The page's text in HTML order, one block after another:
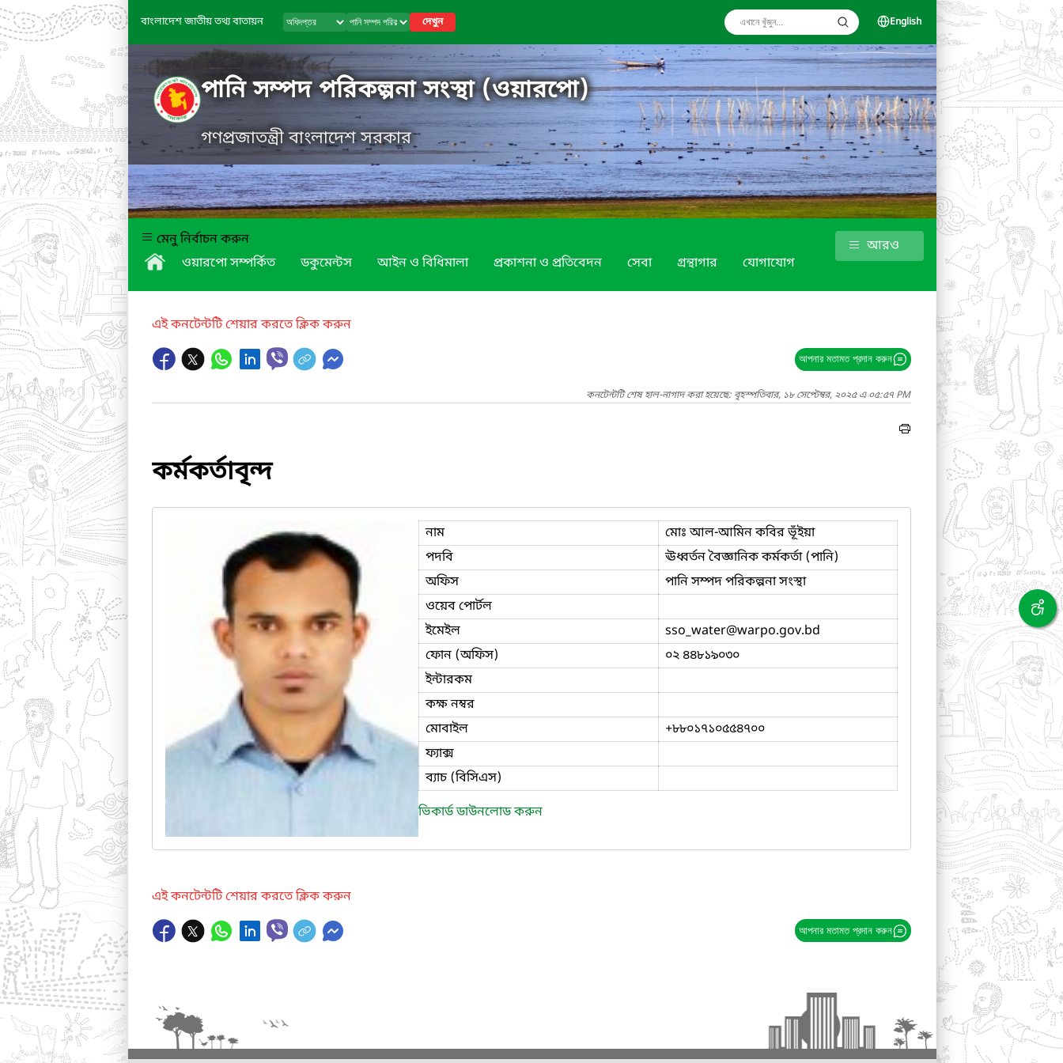
বাংলাদেশ জাতীয় তথ্য বাতায়ন দেখুন English
পানি সম্পদ পরিকল্পনা সংস্থা (ওয়ারপো)
গণপ্রজাতন্ত্রী বাংলাদেশ সরকার
মেনু নির্বাচন করুন
ওয়ারপো সম্পর্কিত
ডকুমেন্টস আইন ও বিধিমালা প্রকাশনা ও প্রতিবেদন সেবা গ্রন্থাগার যোগাযোগ
আরও
এই কনটেন্টটি শেয়ার করতে ক্লিক করুন
আপনার মতামত প্রদান করুন
কনটেন্টটি শেষ হাল-নাগাদ করা হয়েছে: বৃহস্পতিবার, ১৮ সেপ্টেম্বর, ২০২৫ এ ০৫:৫৭ PM
কর্মকর্তাবৃন্দ
নাম
মোঃ আল-আমিন কবির ভূঁইয়া
পদবি
ঊধ্বর্তন বৈজ্ঞানিক কর্মকর্তা (পানি)
অফিস
পানি সম্পদ পরিকল্পনা সংস্থা
ওয়েব পোর্টল
ইমেইল
sso_water@warpo.gov.bd
ফোন (অফিস)
০২ ৪৪৮১৯০৩০
ইন্টারকম
কক্ষ নম্বর
মোবাইল
+৮৮০১৭১০৫৫৪৭০০
ফ্যাক্স
ব্যাচ (বিসিএস)
ভিকার্ড ডাউনলোড করুন
এই কনটেন্টটি শেয়ার করতে ক্লিক করুন
আপনার মতামত প্রদান করুন